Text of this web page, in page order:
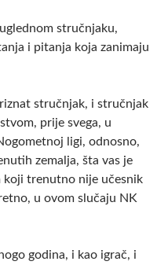
stručnjaku,
i pitanja koja zanimaju
stručnjak, i stručnjak
prije svega, u
ligi, odnosno,
zemalja, šta vas je
koji trenutno nije učesnik
u ovom slučaju NK
godina, i kao igrač, i